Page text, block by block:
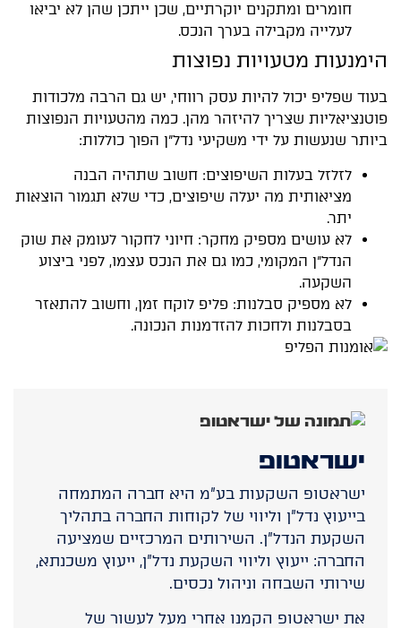
חומרים ומתקנים יוקרתיים, שכן ייתכן שהן לא יביאו
לעלייה מקבילה בערך הנכס.
הימנעות מטעויות נפוצות
בעוד שפליפ יכול להיות עסק רווחי, יש גם הרבה מלכודות
פוטנציאליות שצריך להיזהר מהן. כמה מהטעויות הנפוצות
ביותר שנעשות על ידי משקיעי נדל"ן הפוך כוללות:
לזלזל בעלות השיפוצים: חשוב שתהיה הבנה
מציאותית מה יעלה שיפוצים, כדי שלא תגמור הוצאות
יתר.
לא עושים מספיק מחקר: חיוני לחקור לעומק את שוק
הנדל"ן המקומי, כמו גם את הנכס עצמו, לפני ביצוע
השקעה.
לא מספיק סבלנות: פליפ לוקח זמן, וחשוב להתאזר
בסבלנות ולחכות להזדמנות הנכונה.
ישראטופ
ישראטופ השקעות בע"מ היא חברה המתמחה
בייעוץ נדל"ן וליווי של לקוחות החברה בתהליך
השקעת הנדל"ן. השירותים המרכזיים שמציעה
החברה: ייעוץ וליווי השקעת נדל"ן, ייעוץ משכנתא,
שירותי השבחה וניהול נכסים.
את ישראטופ הקמנו אחרי מעל לעשור של